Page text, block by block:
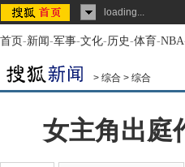
loading...
首页-新闻-军事-文化-历史-体育-NBA
> 综合 > 综合
女主角出庭